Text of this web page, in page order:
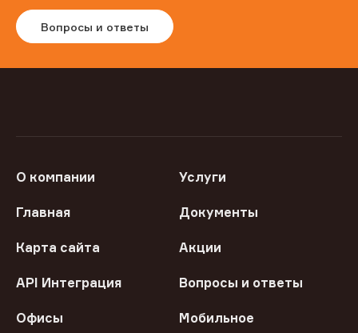
Вопросы и ответы
О компании Услуги
Главная Документы
Карта сайта Акции
API Интеграция Вопросы и ответы
Офисы
Мобильное